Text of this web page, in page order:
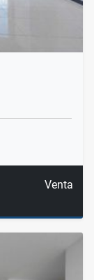
Venta